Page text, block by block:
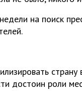
на поиск
достоин роли